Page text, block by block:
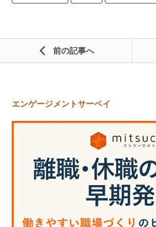
前の記事
エンゲージメントサーベイ